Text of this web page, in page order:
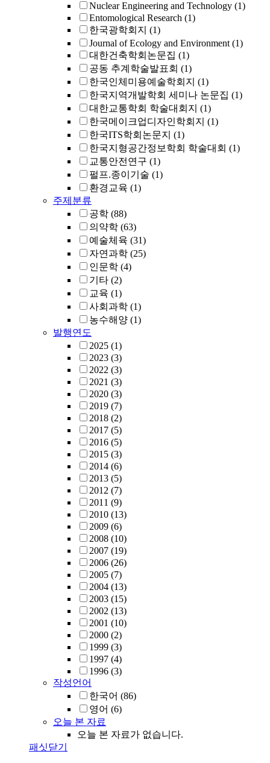
Nuclear Engineering and Technology (1)
Entomological Research (1)
한국광학회지 (1)
Journal of Ecology and Environment (1)
대한건축학회논문집 (1)
공동 추계학술발표회 (1)
한국인체미용예술학회지 (1)
한국지역개발학회 세미나 논문집 (1)
대한교통학회 학술대회지 (1)
한국메이크업디자인학회지 (1)
한국ITS학회논문지 (1)
한국지형공간정보학회 학술대회 (1)
교통안전연구 (1)
펄프.종이기술 (1)
환경교육 (1)
주제분류
공학 (88)
의약학 (63)
예술체육 (31)
자연과학 (25)
인문학 (4)
기타 (2)
교육 (1)
사회과학 (1)
농수해양 (1)
발행연도
2025 (1)
2023 (3)
2022 (3)
2021 (3)
2020 (3)
2019 (7)
2018 (2)
2017 (5)
2016 (5)
2015 (3)
2014 (6)
2013 (5)
2012 (7)
2011 (9)
2010 (13)
2009 (6)
2008 (10)
2007 (19)
2006 (26)
2005 (7)
2004 (13)
2003 (15)
2002 (13)
2001 (10)
2000 (2)
1999 (3)
1997 (4)
1996 (3)
작성언어
한국어 (86)
영어 (6)
오늘 본 자료
오늘 본 자료가 없습니다.
패싯닫기